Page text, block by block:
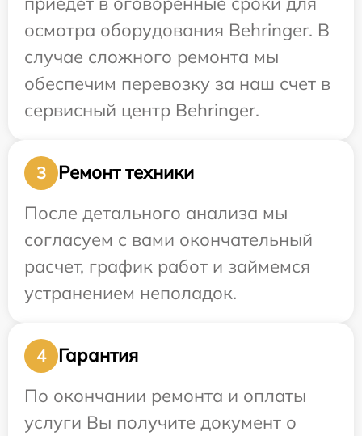
осмотра оборудования Behringer. В
случае сложного ремонта мы
обеспечим перевозку за наш счет в
сервисный центр Behringer.
3
Ремонт техники
После детального анализа мы
согласуем с вами окончательный
расчет, график работ и займемся
устранением неполадок.
4
Гарантия
По окончании ремонта и оплаты
услуги Вы получите документ о